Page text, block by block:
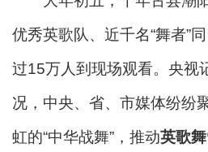
优秀英歌队、近千名“舞者”
过15万人到现场观看。央视
况，中央、省、市媒体纷纷
虹的“中华战舞”，推动英歌